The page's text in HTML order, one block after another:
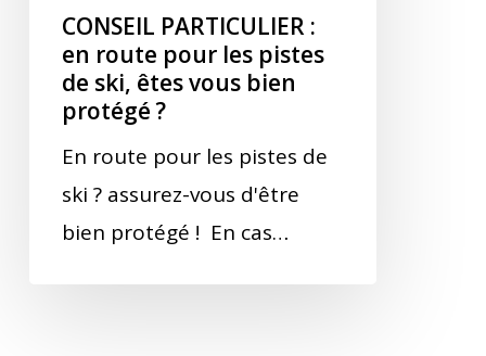
CONSEIL PARTICULIER :
en route pour les pistes
de ski, êtes vous bien
protégé ?
En route pour les pistes de
ski ? assurez-vous d'être
bien protégé ! En cas…